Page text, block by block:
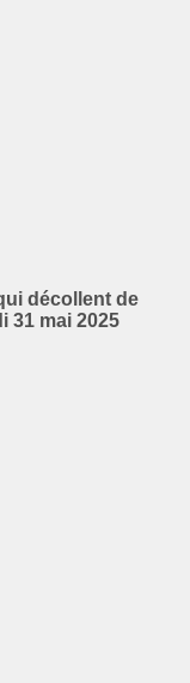
décollent de
31 mai 2025